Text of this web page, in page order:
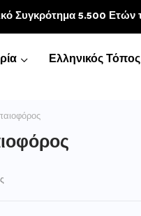
κοινωνία
Ελληνικός Τόπος